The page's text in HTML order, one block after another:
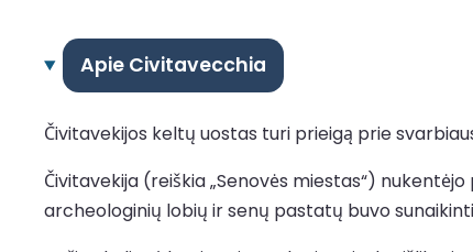
Apie Civitavecchia
Čivitavekijos keltų uostas turi prieigą prie
Čivitavekija (reiškia „Senovės miestas“)
archeologinių lobių ir senų pastatų buvo